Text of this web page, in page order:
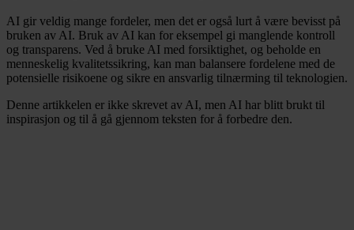
AI gir veldig mange fordeler, men det er også lurt å være bevisst på
bruken av AI. Bruk av AI kan for eksempel gi manglende kontroll
og transparens. Ved å bruke AI med forsiktighet, og beholde en
menneskelig kvalitetssikring, kan man balansere fordelene med de
potensielle risikoene og sikre en ansvarlig tilnærming til teknologien.
Denne artikkelen er ikke skrevet av AI, men AI har blitt brukt til
inspirasjon og til å gå gjennom teksten for å forbedre den.